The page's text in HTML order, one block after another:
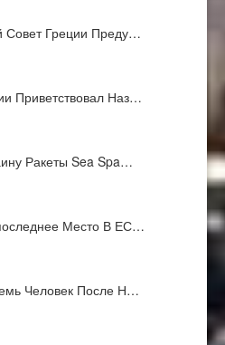
Совет Греции Преду…
Приветствовал Наз…
Ракеты Sea Spa…
Место В ЕС…
Человек После Н…